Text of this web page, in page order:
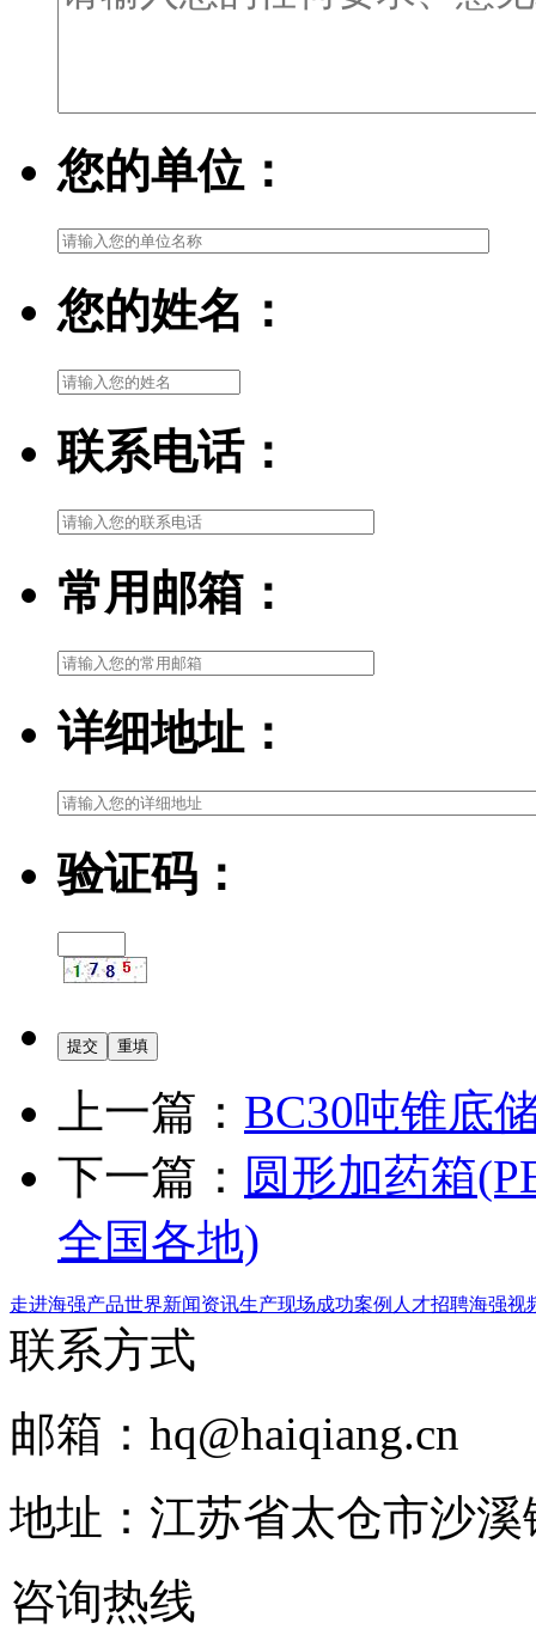
您的单位：
您的姓名：
联系电话：
常用邮箱：
详细地址：
验证码：
上一篇： BC30吨锥底
下一篇： 圆形加药箱
全国各地)
走进海强产品世界新闻资讯生产现场成功案例 人才招聘海强视
联系方式
邮箱：hq@haiqiang.cn
地址：江苏省太仓市沙
咨询热线